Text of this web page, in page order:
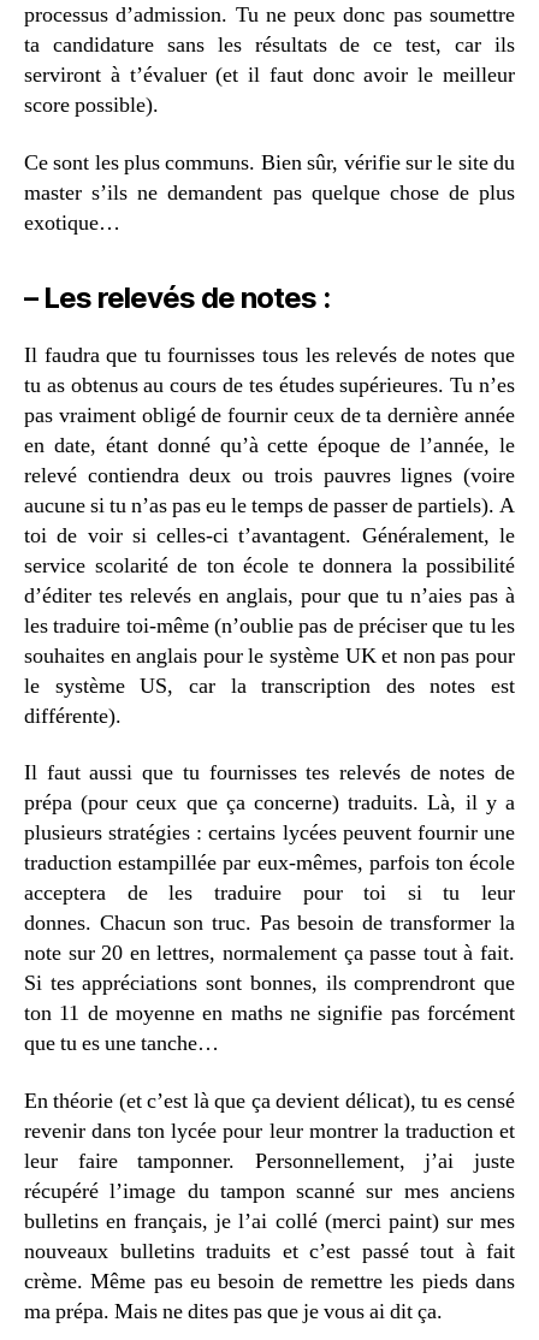
processus d’admission. Tu ne peux donc pas soumettre
ta candidature sans les résultats de ce test, car ils
serviront à t’évaluer (et il faut donc avoir le meilleur
score possible).
Ce sont les plus communs. Bien sûr, vérifie sur le site du
master s’ils ne demandent pas quelque chose de plus
exotique…
– Les relevés de notes :
Il faudra que tu fournisses tous les relevés de notes que
tu as obtenus au cours de tes études supérieures. Tu n’es
pas vraiment obligé de fournir ceux de ta dernière année
en date, étant donné qu’à cette époque de l’année, le
relevé contiendra deux ou trois pauvres lignes (voire
aucune si tu n’as pas eu le temps de passer de partiels). A
toi de voir si celles-ci t’avantagent. Généralement, le
service scolarité de ton école te donnera la possibilité
d’éditer tes relevés en anglais, pour que tu n’aies pas à
les traduire toi-même (n’oublie pas de préciser que tu les
souhaites en anglais pour le système UK et non pas pour
le système US, car la transcription des notes est
différente).
Il faut aussi que tu fournisses tes relevés de notes de
prépa (pour ceux que ça concerne) traduits. Là, il y a
plusieurs stratégies : certains lycées peuvent fournir une
traduction estampillée par eux-mêmes, parfois ton école
acceptera de les traduire pour toi si tu leur
donnes. Chacun son truc. Pas besoin de transformer la
note sur 20 en lettres, normalement ça passe tout à fait.
Si tes appréciations sont bonnes, ils comprendront que
ton 11 de moyenne en maths ne signifie pas forcément
que tu es une tanche…
En théorie (et c’est là que ça devient délicat), tu es censé
revenir dans ton lycée pour leur montrer la traduction et
leur faire tamponner. Personnellement, j’ai juste
récupéré l’image du tampon scanné sur mes anciens
bulletins en français, je l’ai collé (merci paint) sur mes
nouveaux bulletins traduits et c’est passé tout à fait
crème. Même pas eu besoin de remettre les pieds dans
ma prépa. Mais ne dites pas que je vous ai dit ça.